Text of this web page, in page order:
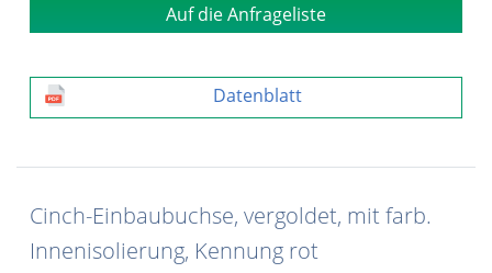
Auf die Anfrageliste
Datenblatt
Cinch-Einbaubuchse, vergoldet, mit farb.
Innenisolierung, Kennung rot